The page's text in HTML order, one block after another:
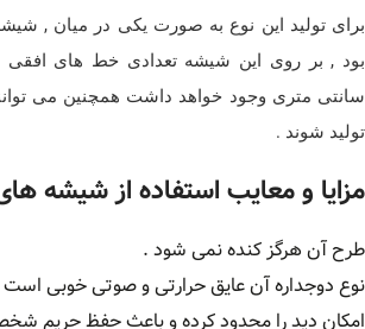
برای تولید این نوع به صورت یکی در میان ,
سانتی متری وجود خواهد داشت همچنین می
تولید شوند .
مزایا و معایب استفاده از شیشه
طرح آن هرگز کنده نمی شود .
نوع دوجداره آن عایق حرارتی و صوتی خوبی
امکان دید را محدود کرده و باعث حفظ حریم